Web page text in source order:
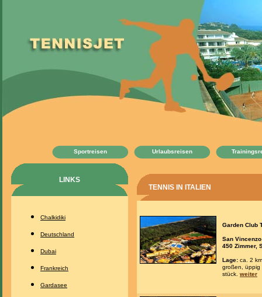
Sportreisen Urlaubsreisen
LINKS
Chalkidiki
Deutschland
Dubai
Frankreich
Gardasee
TENNIS IN ITALIEN
Garden Club
San Vincenzo
450 Zimmer,
Lage: ca. 2
großen, üppig
stück. weiter